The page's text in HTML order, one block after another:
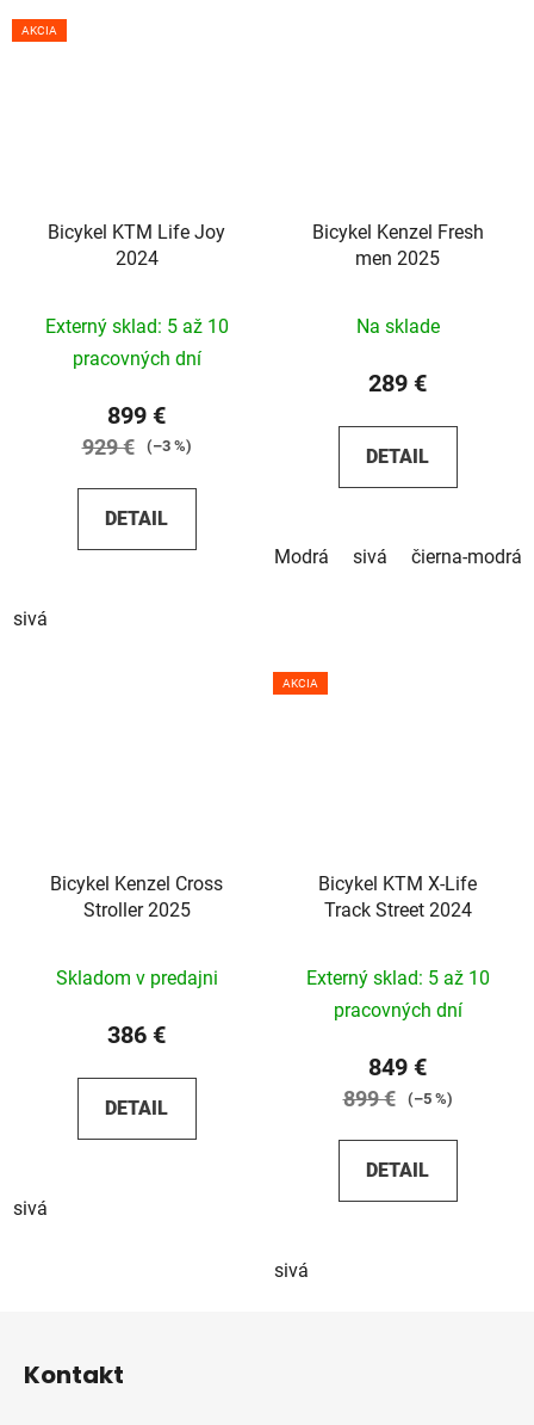
AKCIA
Bicykel KTM Life Joy
2024
Externý sklad: 5 až 10
pracovných dní
899 €
929 € (–3 %)
DETAIL
sivá
Bicykel Kenzel Fresh
men 2025
Na sklade
289 €
DETAIL
Modrá sivá čierna-modrá
Bicykel Kenzel Cross
Stroller 2025
Skladom v predajni
386 €
DETAIL
sivá
AKCIA
Bicykel KTM X-Life
Track Street 2024
Externý sklad: 5 až 10
pracovných dní
849 €
899 € (–5 %)
DETAIL
sivá
Kontakt